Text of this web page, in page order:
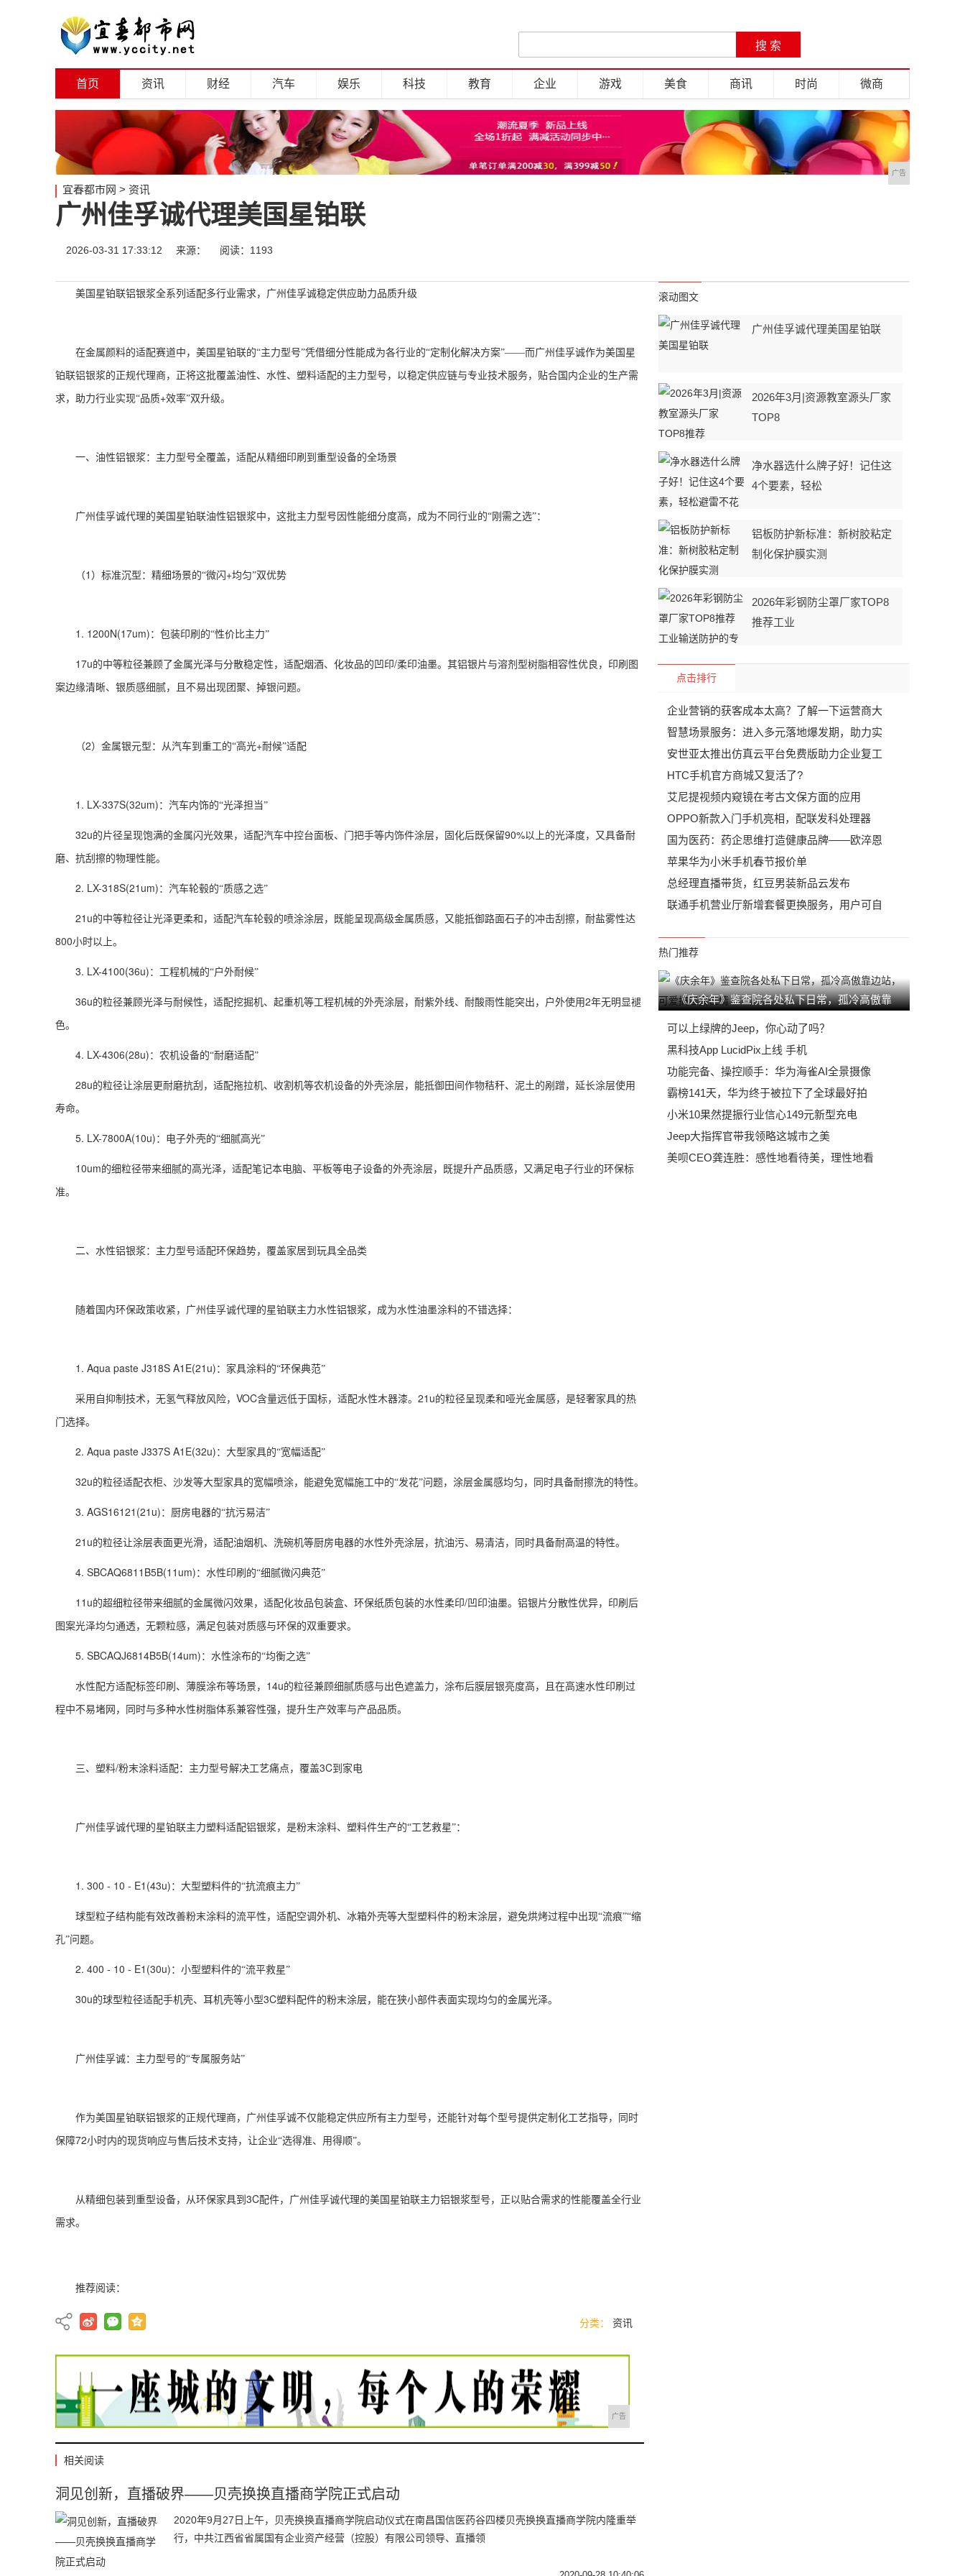
首页 资讯 财经 汽车 娱乐 科技 教育 企业 游戏 美食 商讯 时尚 微商
广告
宜春都市网 > 资讯
广州佳孚诚代理美国星铂联
2026-03-31 17:33:12 来源： 阅读：1193
美国星铂联铝银浆全系列适配多行业需求，广州佳孚诚稳定供应助力品质升级
在金属颜料的适配赛道中，美国星铂联的“主力型号”凭借细分性能成为各行业的“定制化解决方案”——而广州佳孚诚作为美国星
铂联铝银浆的正规代理商，正将这批覆盖油性、水性、塑料适配的主力型号，以稳定供应链与专业技术服务，贴合国内企业的生产需
求，助力行业实现“品质+效率”双升级。
一、油性铝银浆：主力型号全覆盖，适配从精细印刷到重型设备的全场景
广州佳孚诚代理的美国星铂联油性铝银浆中，这批主力型号因性能细分度高，成为不同行业的“刚需之选”：
（1 ）标准沉型：精细场景的“微闪 +均匀”双优势
1. 1200N(17um) ：包装印刷的“性价比主力”
17u的中等粒径兼顾了金属光泽与分散稳定性，适配烟酒、化妆品的凹印/柔印油墨。其铝银片与溶剂型树脂相容性优良，印刷图
案边缘清晰、银质感细腻，且不易出现团聚、掉银问题。
（2）金属银元型：从汽车到重工的“高光+耐候”适配
1. LX-337S(32um) ：汽车内饰的“光泽担当”
32u的片径呈现饱满的金属闪光效果，适配汽车中控台面板、门把手等内饰件涂层，固化后既保留90%以上的光泽度，又具备耐
磨、抗刮擦的物理性能。
2. LX-318S(21um) ：汽车轮毂的“质感之选”
21u的中等粒径让光泽更柔和，适配汽车轮毂的喷涂涂层，既能呈现高级金属质感，又能抵御路面石子的冲击刮擦，耐盐雾性达
800小时以上。
3. LX-4100(36u) ：工程机械的“户外耐候”
36u的粒径兼顾光泽与耐候性，适配挖掘机、起重机等工程机械的外壳涂层，耐紫外线、耐酸雨性能突出，户外使用2年无明显褪
色。
4. LX-4306(28u) ：农机设备的“耐磨适配”
28u的粒径让涂层更耐磨抗刮，适配拖拉机、收割机等农机设备的外壳涂层，能抵御田间作物秸秆、泥土的剐蹭，延长涂层使用
寿命。
5. LX-7800A(10u) ：电子外壳的“细腻高光”
10um的细粒径带来细腻的高光泽，适配笔记本电脑、平板等电子设备的外壳涂层，既提升产品质感，又满足电子行业的环保标
准。
二、水性铝银浆：主力型号适配环保趋势，覆盖家居到玩具全品类
随着国内环保政策收紧，广州佳孚诚代理的星铂联主力水性铝银浆，成为水性油墨涂料的不错选择：
1. Aqua paste J318S A1E(21u) ：家具涂料的“环保典范”
采用自抑制技术，无氢气释放风险， VOC含量远低于国标，适配水性木器漆。 21u的粒径呈现柔和哑光金属感，是轻奢家具的热
门选择。
2. Aqua paste J337S A1E(32u) ：大型家具的“宽幅适配”
32u的粒径适配衣柜、沙发等大型家具的宽幅喷涂，能避免宽幅施工中的“发花”问题，涂层金属感均匀，同时具备耐擦洗的特性。
3. AGS16121(21u) ：厨房电器的“抗污易洁”
21u的粒径让涂层表面更光滑，适配油烟机、洗碗机等厨房电器的水性外壳涂层，抗油污、易清洁，同时具备耐高温的特性。
4. SBCAQ6811B5B(11um) ：水性印刷的“细腻微闪典范”
11u的超细粒径带来细腻的金属微闪效果，适配化妆品包装盒、环保纸质包装的水性柔印/凹印油墨。铝银片分散性优异，印刷后
图案光泽均匀通透，无颗粒感，满足包装对质感与环保的双重要求。
5. SBCAQJ6814B5B(14um) ：水性涂布的“均衡之选”
水性配方适配标签印刷、薄膜涂布等场景， 14u的粒径兼顾细腻质感与出色遮盖力，涂布后膜层银亮度高，且在高速水性印刷过
程中不易堵网，同时与多种水性树脂体系兼容性强，提升生产效率与产品品质。
三、塑料/粉末涂料适配：主力型号解决工艺痛点，覆盖3C到家电
广州佳孚诚代理的星铂联主力塑料适配铝银浆，是粉末涂料、塑料件生产的“工艺救星”：
1. 300 - 10 - E1(43u) ：大型塑料件的“抗流痕主力”
球型粒子结构能有效改善粉末涂料的流平性，适配空调外机、冰箱外壳等大型塑料件的粉末涂层，避免烘烤过程中出现“流痕”“缩
孔”问题。
2. 400 - 10 - E1(30u) ：小型塑料件的“流平救星”
30u的球型粒径适配手机壳、耳机壳等小型3C塑料配件的粉末涂层，能在狭小部件表面实现均匀的金属光泽。
广州佳孚诚：主力型号的“专属服务站”
作为美国星铂联铝银浆的正规代理商，广州佳孚诚不仅能稳定供应所有主力型号，还能针对每个型号提供定制化工艺指导，同时
保障72小时内的现货响应与售后技术支持，让企业“选得准、用得顺”。
从精细包装到重型设备，从环保家具到 3C配件，广州佳孚诚代理的美国星铂联主力铝银浆型号，正以贴合需求的性能覆盖全行业
需求。
推荐阅读：
分类： 资讯
广告
相关阅读
洞见创新，直播破界——贝壳换换直播商学院正式启动
2020年9月27日上午，贝壳换换直播商学院启动仪式在南昌国信医药谷四楼贝壳换换直播商学院内隆重举
行，中共江西省省属国有企业资产经营（控股）有限公司领导、直播领
滚动图文
广州佳孚诚代理美国星铂联
2026年3月|资源教室源头厂家
TOP8
净水器选什么牌子好！记住这
4个要素，轻松
铝板防护新标准：新树胶粘定
制化保护膜实测
2026年彩钢防尘罩厂家TOP8
推荐工业
点击排行
企业营销的获客成本太高？了解一下运营商大
智慧场景服务：进入多元落地爆发期，助力实
安世亚太推出仿真云平台免费版助力企业复工
HTC手机官方商城又复活了?
艾尼提视频内窥镜在考古文保方面的应用
OPPO新款入门手机亮相，配联发科处理器
国为医药：药企思维打造健康品牌——欧淬恩
苹果华为小米手机春节报价单
总经理直播带货，红豆男装新品云发布
联通手机营业厅新增套餐更换服务，用户可自
热门推荐
《庆余年》鉴查院各处私下日常，孤冷高傲靠
可以上绿牌的Jeep，你心动了吗？
黑科技App LucidPix上线 手机
功能完备、操控顺手：华为海雀AI全景摄像
霸榜141天，华为终于被拉下了全球最好拍
小米10果然提振行业信心149元新型充电
Jeep大指挥官带我领略这城市之美
美呗CEO龚连胜：感性地看待美，理性地看